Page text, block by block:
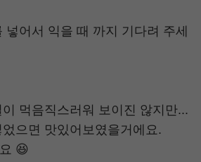
넣어서 익을 때 까지 기다려 주세
먹음직스러워 보이진 않지만...
으면 맛있어보였을거에요.
😆